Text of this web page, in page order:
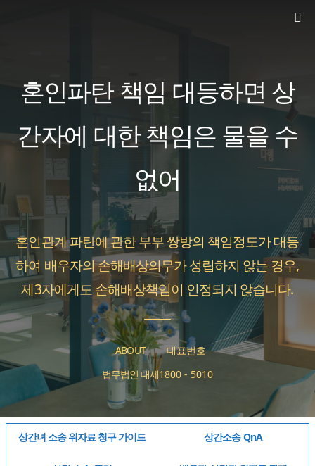
너
혼인파탄 책임 대등하면 상
간자에 대한 책임은 물을 수
없어
혼인관계 파탄에 관한 부부 쌍방의 책임정도가 대등
하여 배우자의 손해배상의무가 성립하지 않는 경우,
제3자에게도 손해배상책임이 인정되지 않습니다.
ABOUT
법무법인 대세
대표번호
1800 - 5010
상간녀 소송 위자료 청구 가이드 상간소송 QnA